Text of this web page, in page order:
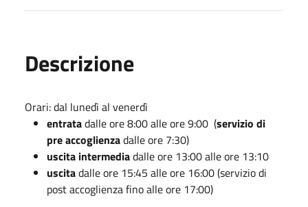
Descrizione
Orari: dal lunedì al venerdì
entratadalle ore 8:00 alle ore 9:00 (servizio di
pre accoglienzadalle ore 7:30)
uscita intermediadalle ore 13:00 alle ore 13:10
uscitadalle ore 15:45 alle ore 16:00 (servizio di
post accoglienza fino alle ore 17:00)